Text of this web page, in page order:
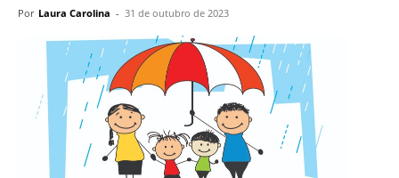
Por Laura Carolina - 31 de outubro de 2023